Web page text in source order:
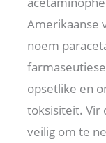
Amerikaanse
noem
opsetlike en
toksisiteit. Vir
veilig om te